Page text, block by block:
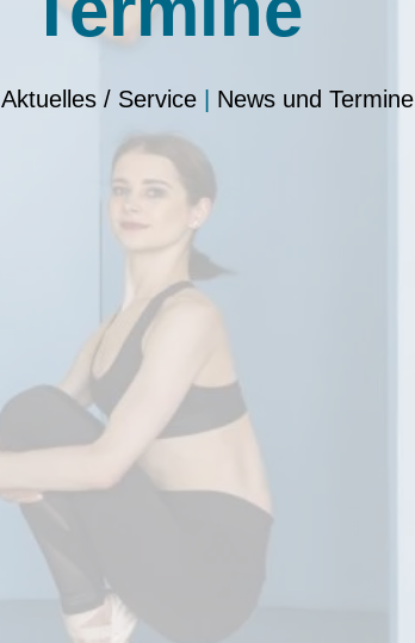
Aktuelles / Service| News und Termine